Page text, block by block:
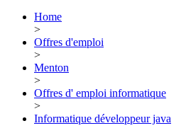
Home
>
Offres d'emploi
>
Menton
>
Offres d' emploi informatique
>
Informatique développeur java